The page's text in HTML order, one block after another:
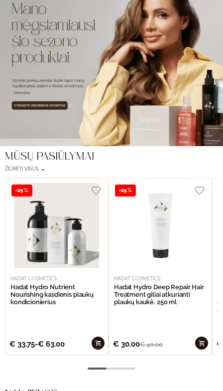
MŪSŲ PASIŪLYMAI
ŽIŪRĖTI VISUS →
-25%
HADAT COSMETICS
Hadat Hydro Nutrient
Nourishing kasdienis plaukų
kondicionierius
€ 33.75-€ 63.00
-25%
HADAT COSMETICS
Hadat Hydro Deep Repair Hair
Treatment giliai atkurianti
plaukų kaukė, 250 ml
€ 30.00€40.00 €